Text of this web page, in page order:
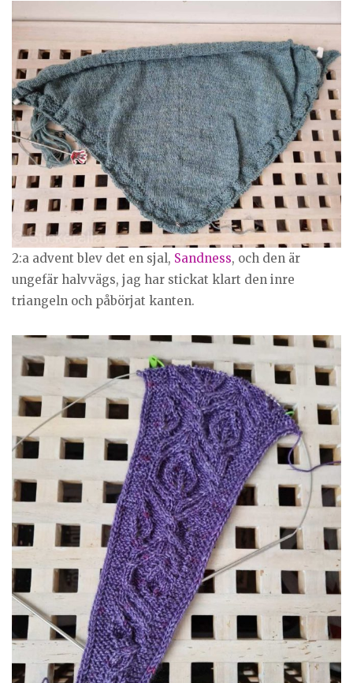
2:a advent blev det en sjal, Sandness, och den är
ungefär halvvägs, jag har stickat klart den inre
triangeln och påbörjat kanten.